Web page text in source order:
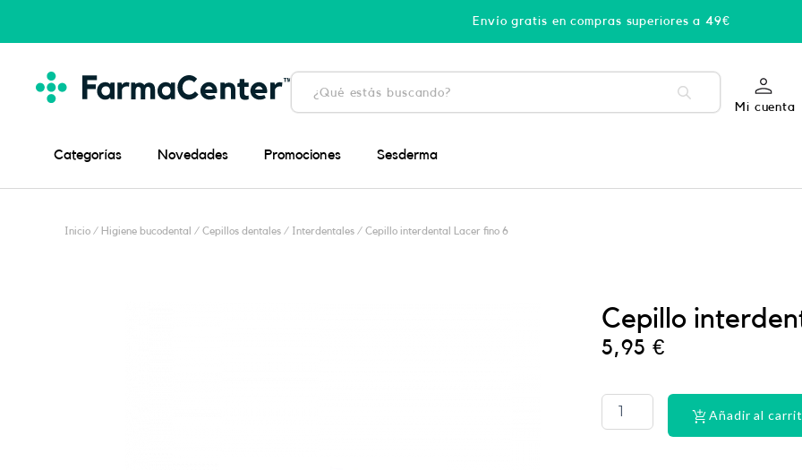
Envío gratis en compras superiores a 49€
Búsqueda
productos
Mi cuenta
Categorías Novedades Promociones Sesderma
Inicio / Higiene bucodental / Cepillos dentales / Interdentales / Cepillo interdental Lacer fino 6
Cepillo
5,95 €
ULTRA
HEAT
PLUS
Añadir al